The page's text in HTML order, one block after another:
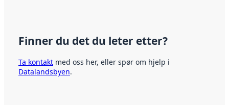
Finner du det du leter etter?
Ta kontakt med oss her, eller spør om hjelp i
Datalandsbyen.